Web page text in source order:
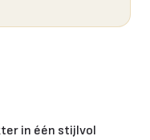
in één stijlvol